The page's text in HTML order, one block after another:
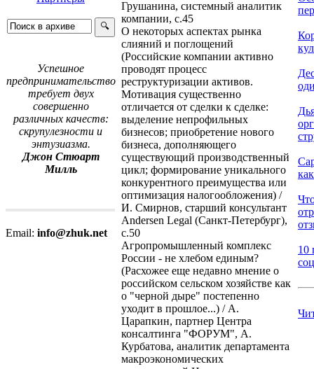
Успешное
предпринимательство
требует двух
совершенно
различных качеств:
скрупулезности и
энтузиазма.
Джон Стюарт
Милль
Email: info@zhuk.net
Грушанина, системный аналитик
компании, с.45
О некоторых аспектах рынка
слияний и поглощений
(Российские компании активно
проводят процесс
реструктуризации активов.
Мотивация существенно
отличается от сделки к сделке:
выделение непрофильных
бизнесов; приобретение нового
бизнеса, дополняющего
существующий производственный
цикл; формирование уникального
конкурентного преимущества или
оптимизация налогообложения) /
И. Смирнов, старший консультант
Andersen Legal (Санкт-Петербург),
с.50
Агропромышленный комплекс
России - не хлебом единым?
(Расхожее еще недавно мнение о
российском сельском хозяйстве как
о "черной дыре" постепенно
уходит в прошлое...) / А.
Царапкин, партнер Центра
консалтинга "ФОРУМ", А.
Курбатова, аналитик департамента
макроэкономических
10